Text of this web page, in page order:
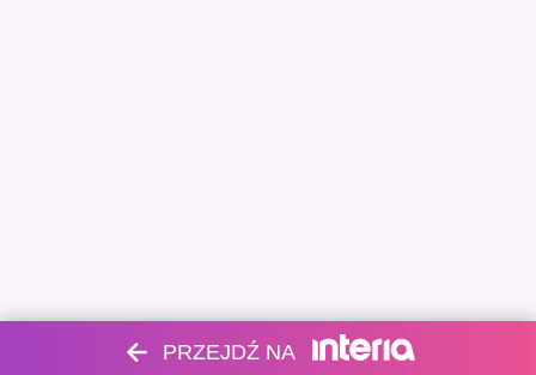
PRZEJDŹ NA